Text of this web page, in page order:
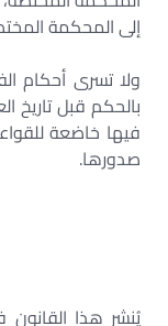
إلى المحكمة
ولا تسرى أحكام
بالحكم قبل تاريخ
فيها خاضعة
صدورها.
يُنشر هذا